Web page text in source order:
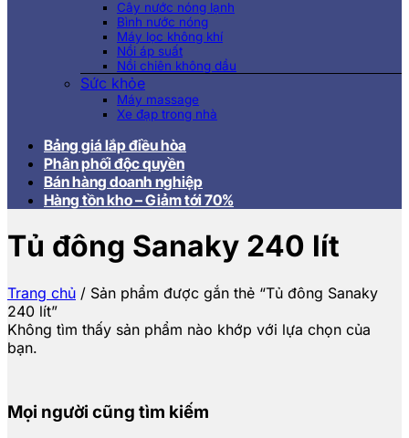
Cây nước nóng lạnh
Bình nước nóng
Máy lọc không khí
Nồi áp suất
Nồi chiên không dầu
Sức khỏe
Máy massage
Xe đạp trong nhà
Bảng giá lắp điều hòa
Phân phối độc quyền
Bán hàng doanh nghiệp
Hàng tồn kho – Giảm tới 70%
Tủ đông Sanaky 240 lít
Trang chủ / Sản phẩm được gắn thẻ “Tủ đông Sanaky
240 lít”
Không tìm thấy sản phẩm nào khớp với lựa chọn của
bạn.
Mọi người cũng tìm kiếm